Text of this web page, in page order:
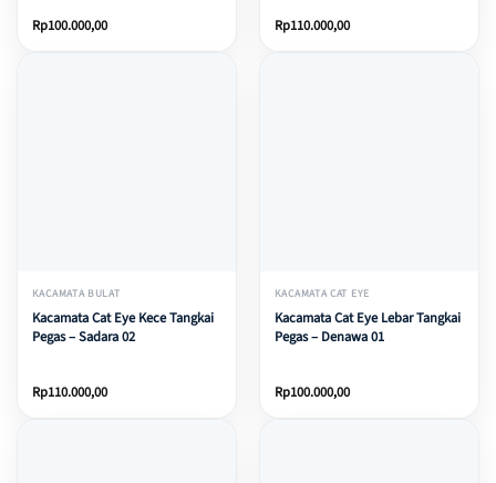
Rp100.000,00
Rp110.000,00
KACAMATA BULAT
Kacamata Cat Eye Kece Tangkai
Pegas – Sadara 02
Rp110.000,00
KACAMATA CAT EYE
Kacamata Cat Eye Lebar Tangkai
Pegas – Denawa 01
Rp100.000,00